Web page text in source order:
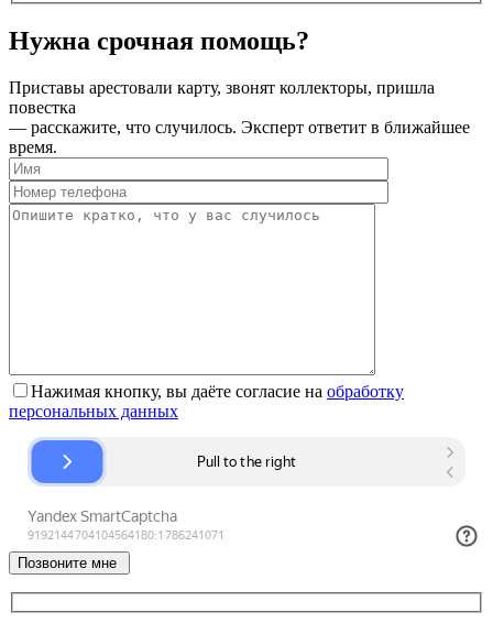
Нужна срочная помощь?
Приставы арестовали карту, звонят коллекторы, пришла
повестка
— расскажите, что случилось. Эксперт ответит в ближайшее
время.
Нажимая кнопку, вы даёте согласие на обработку
персональных данных
Позвоните мне